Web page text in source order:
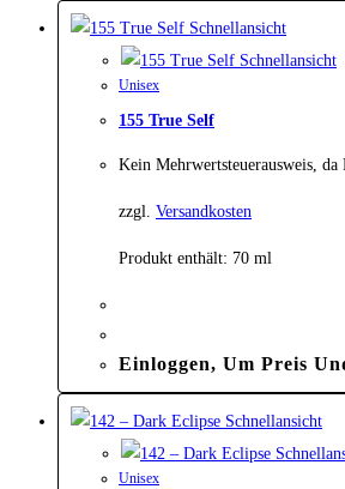
Schnellansicht
Schnellansicht
Unisex
155 True Self
Kein Mehrwertsteuerausweis,
zzgl. Versandkosten
Produkt enthält: 70 ml
Einloggen, Um Preis
Schnellansicht
Unisex